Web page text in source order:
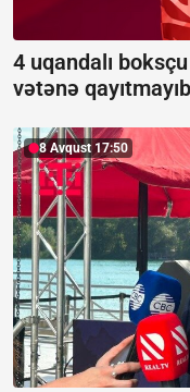
4 uqandalı
vətənə
8 Avqust 17:50